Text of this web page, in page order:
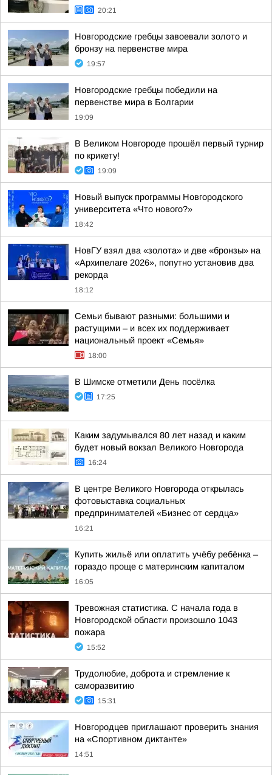
20:21
Новгородские гребцы завоевали золото и
бронзу на первенстве мира
19:57
Новгородские гребцы победили на
первенстве мира в Болгарии
19:09
В Великом Новгороде прошёл первый турнир
по крикету!
19:09
Новый выпуск программы Новгородского
университета «Что нового?»
18:42
НовГУ взял два «золота» и две «бронзы» на
«Архипелаге 2026», попутно установив два
рекорда
18:12
Семьи бывают разными: большими и
растущими – и всех их поддерживает
национальный проект «Семья»
18:00
В Шимске отметили День посёлка
17:25
Каким задумывался 80 лет назад и каким
будет новый вокзал Великого Новгорода
16:24
В центре Великого Новгорода открылась
фотовыставка социальных
предпринимателей «Бизнес от сердца»
16:21
Купить жильё или оплатить учёбу ребёнка –
гораздо проще с материнским капиталом
16:05
Тревожная статистика. С начала года в
Новгородской области произошло 1043
пожара
15:52
Трудолюбие, доброта и стремление к
саморазвитию
15:31
Новгородцев приглашают проверить знания
на «Спортивном диктанте»
14:51